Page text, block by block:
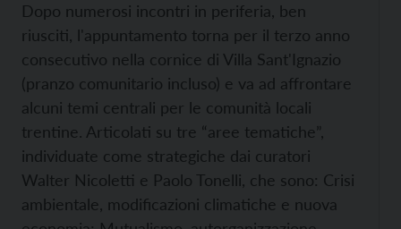
Dopo numerosi incontri in periferia, ben
riusciti, l'appuntamento torna per il terzo anno
consecutivo nella cornice di Villa Sant'Ignazio
(pranzo comunitario incluso) e va ad affrontare
alcuni temi centrali per le comunità locali
trentine. Articolati su tre “aree tematiche”,
individuate come strategiche dai curatori
Walter Nicoletti e Paolo Tonelli, che sono: Crisi
ambientale, modificazioni climatiche e nuova